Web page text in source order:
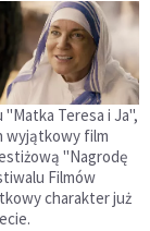
Teresa i Ja",
wyjątkowy film
"Nagrodę
Filmów
charakter już